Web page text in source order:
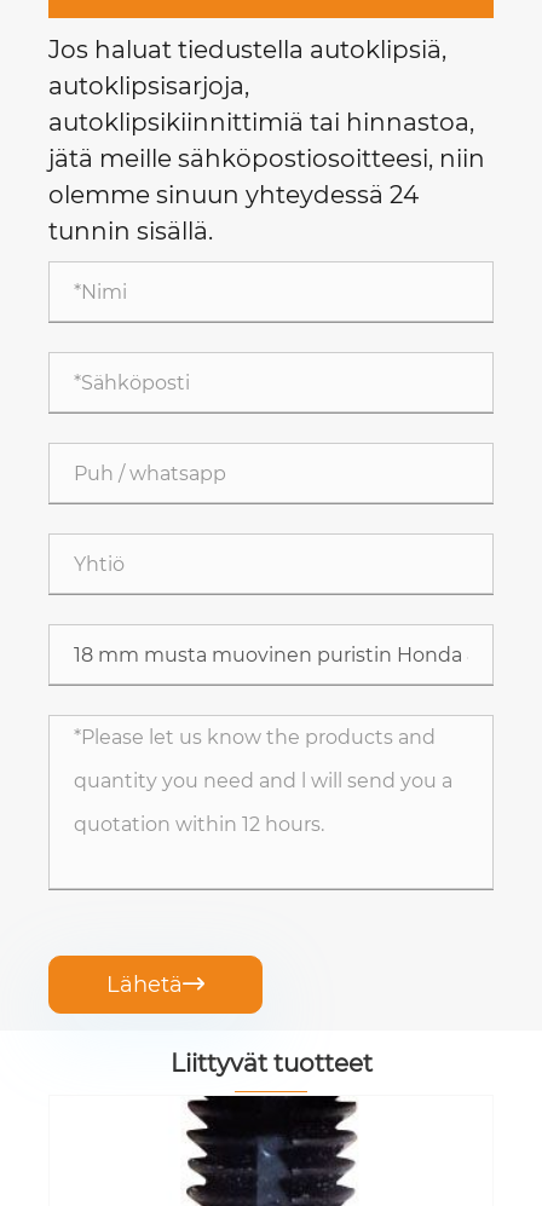
Jos haluat tiedustella autoklipsiä,
autoklipsisarjoja,
autoklipsikiinnittimiä tai hinnastoa,
jätä meille sähköpostiosoitteesi, niin
olemme sinuun yhteydessä 24
tunnin sisällä.
Lähetä
Liittyvät tuotteet